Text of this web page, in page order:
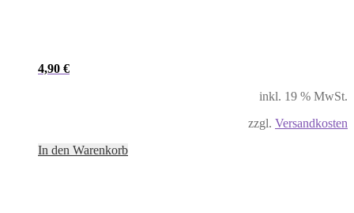
4,90 €
inkl. 19 % MwSt.
zzgl. Versandkosten
In den Warenkorb